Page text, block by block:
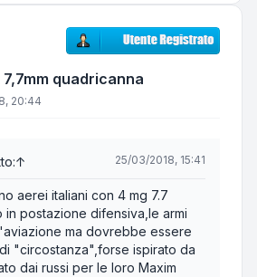
quadricanna
20:44
↑ 25/03/2018, 15:41
aerei italiani con 4 mg 7.7
in postazione difensiva,le armi
ma dovrebbe essere
"circostanza",forse ispirato da
dai russi per le loro Maxim